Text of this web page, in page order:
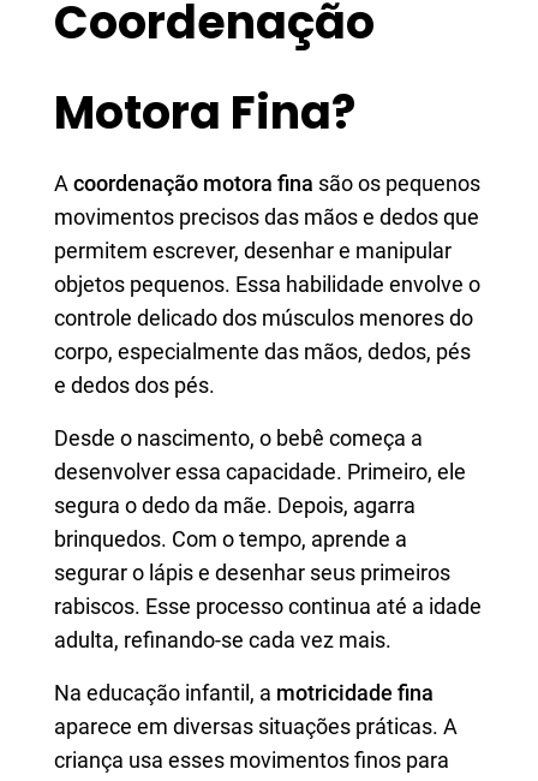
Coordenação
Motora Fina?
A coordenação motora fina são os pequenos
movimentos precisos das mãos e dedos que
permitem escrever, desenhar e manipular
objetos pequenos. Essa habilidade envolve o
controle delicado dos músculos menores do
corpo, especialmente das mãos, dedos, pés
e dedos dos pés.
Desde o nascimento, o bebê começa a
desenvolver essa capacidade. Primeiro, ele
segura o dedo da mãe. Depois, agarra
brinquedos. Com o tempo, aprende a
segurar o lápis e desenhar seus primeiros
rabiscos. Esse processo continua até a idade
adulta, refinando-se cada vez mais.
Na educação infantil, a motricidade fina
aparece em diversas situações práticas. A
criança usa esses movimentos finos para